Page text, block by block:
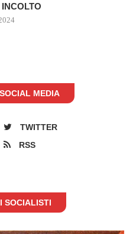
MEDIA
TWITTER
RSS
SOCIALISTI